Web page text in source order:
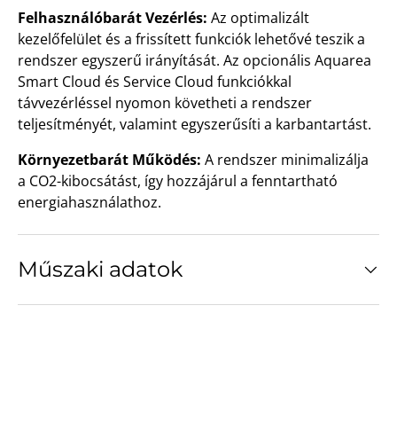
Felhasználóbarát Vezérlés: Az optimalizált
kezelőfelület és a frissített funkciók lehetővé teszik a
rendszer egyszerű irányítását. Az opcionális Aquarea
Smart Cloud és Service Cloud funkciókkal
távvezérléssel nyomon követheti a rendszer
teljesítményét, valamint egyszerűsíti a karbantartást.
Környezetbarát Működés: A rendszer minimalizálja
a CO2-kibocsátást, így hozzájárul a fenntartható
energiahasználathoz.
Műszaki adatok